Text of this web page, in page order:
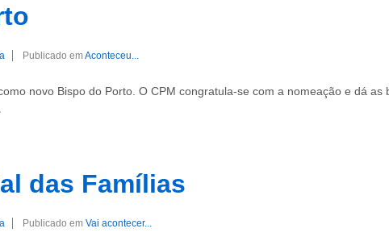
Publicado emAconteceu...
novo Bispo do Porto. O CPM congratula-se com a nomeação e dá
das Famílias
Publicado em Vai acontecer...